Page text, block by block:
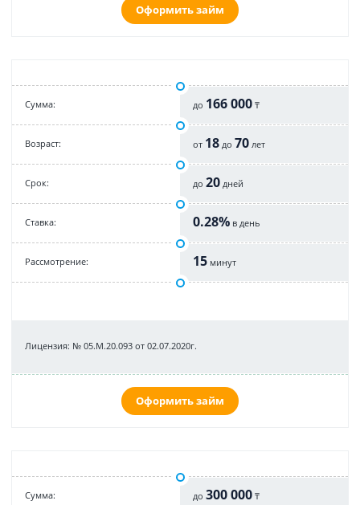
Оформить займ
Cумма: до 166 000 ₸
Возраст: от 18 до 70 лет
Срок: до 20 дней
Cтавка: 0.28% в день
Рассмотрение: 15 минут
Лицензия: № 05.М.20.093 от 02.07.2020г.
Оформить займ
Cумма: до 300 000 ₸